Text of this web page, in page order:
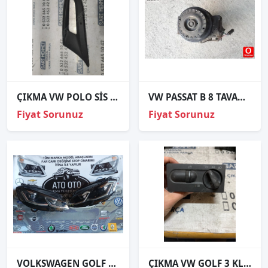
ÇIKMA VW POLO SİS FARI ÇERÇEVESİ
Fiyat Sorunuz
VW PASSAT B 8 TAVAN LAMBASI VE TÜM ORJİNAL ÇIKMA PARÇALAR
Fiyat Sorunuz
VOLKSWAGEN GOLF 7.5 ORJİNAL ÇIKMA SAĞ SOL FAR ÇIKMA VW GOLF 3 KLO 1H6 941 531 AH 1H6941531AH FAR ANAHTARI